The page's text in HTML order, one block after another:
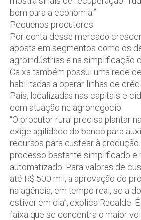
bom para a economia.”
Pequenos produtores
Por conta desse mercado
aposta em segmentos como os
agroindústrias e na simplificação
Caixa também possui uma rede
habilitadas a operar linhas de
País, localizadas nas capitais e
com atuação no agronegócio.
“O produtor rural precisa plantar
exige agilidade do banco para
recursos para custear à
processo bastante simplificado e
automatizado. Para valores de
até R$ 500 mil, a aprovação do
na agência, em tempo real, se a
estiver em dia”, explica Recalde.
faixa que se concentra o maior